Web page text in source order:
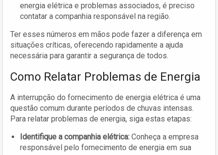
energia elétrica e problemas associados, é preciso
contatar a companhia responsável na região.
Ter esses números em mãos pode fazer a diferença em
situações críticas, oferecendo rapidamente a ajuda
necessária para garantir a segurança de todos.
Como Relatar Problemas de Energia
A interrupção do fornecimento de energia elétrica é uma
questão comum durante períodos de chuvas intensas.
Para relatar problemas de energia, siga estas etapas:
Identifique a companhia elétrica: Conheça a empresa
responsável pelo fornecimento de energia em sua